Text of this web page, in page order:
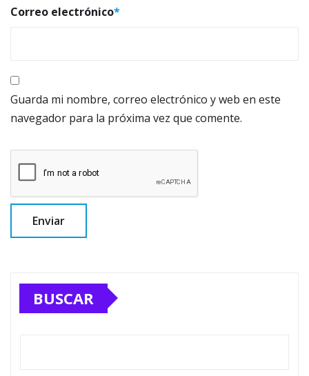
Correo electrónico*
Guarda mi nombre, correo electrónico y web en este
navegador para la próxima vez que comente.
BUSCAR